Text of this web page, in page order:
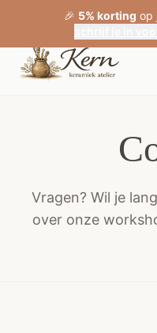
🎉 5% korting op
Vragen? Wil je
over onze